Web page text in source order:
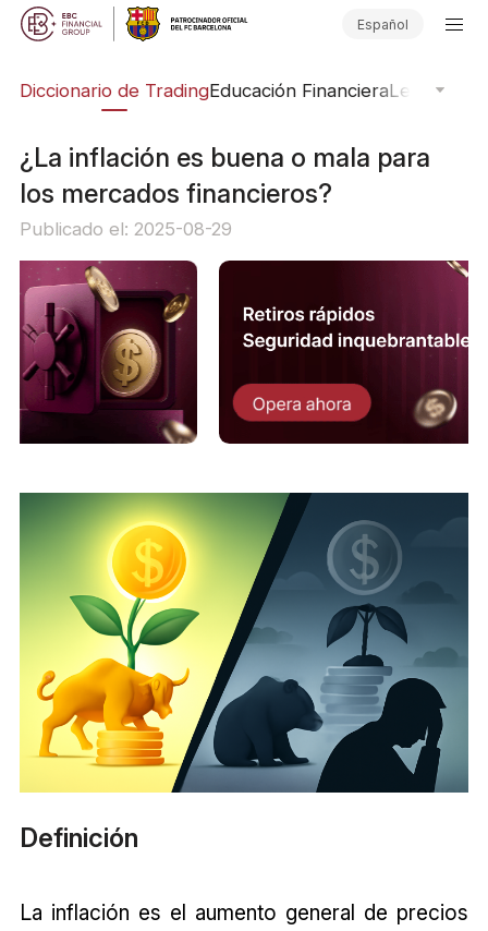
Español
Diccionario de TradingEducación FinancieraLeyendas
¿La inflación es buena o mala para
los mercados financieros?
Publicado el: 2025-08-29
Definición
La inflación es el aumento general de precios